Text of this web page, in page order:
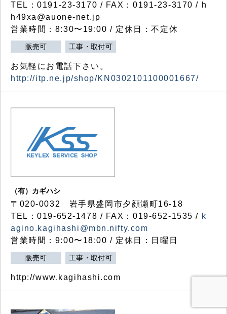
TEL：0191-23-3170 / FAX：0191-23-3170 / h
h49xa@auone-net.jp
営業時間：8:30〜19:00 / 定休日：不定休
販売可 工事・取付可
お気軽にお電話下さい。
http://itp.ne.jp/shop/KN0302101100001667/
（有）カギハシ
〒020-0032 岩手県盛岡市夕顔瀬町16-18
TEL：019-652-1478 / FAX：019-652-1535 / k
agino.kagihashi@mbn.nifty.com
営業時間：9:00〜18:00 / 定休日：日曜日
販売可 工事・取付可
http://www.kagihashi.com